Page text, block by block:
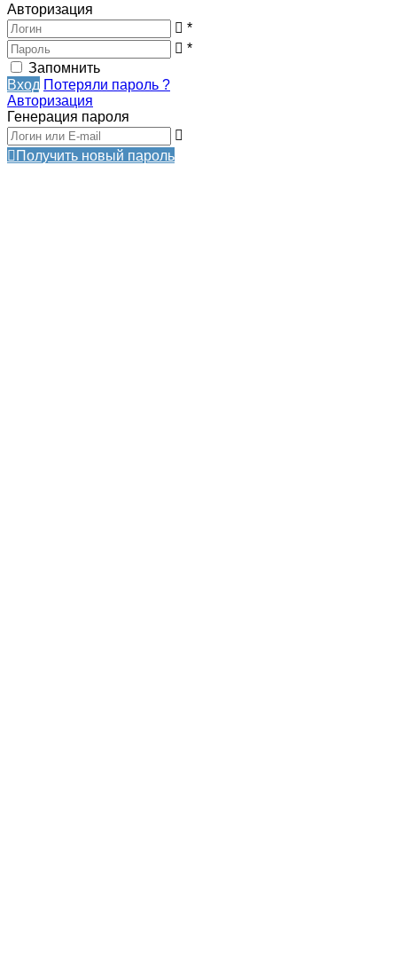
Авторизация
*
*
Запомнить
Вход Потеряли пароль ?
Авторизация
Генерация пароля
Получить новый пароль